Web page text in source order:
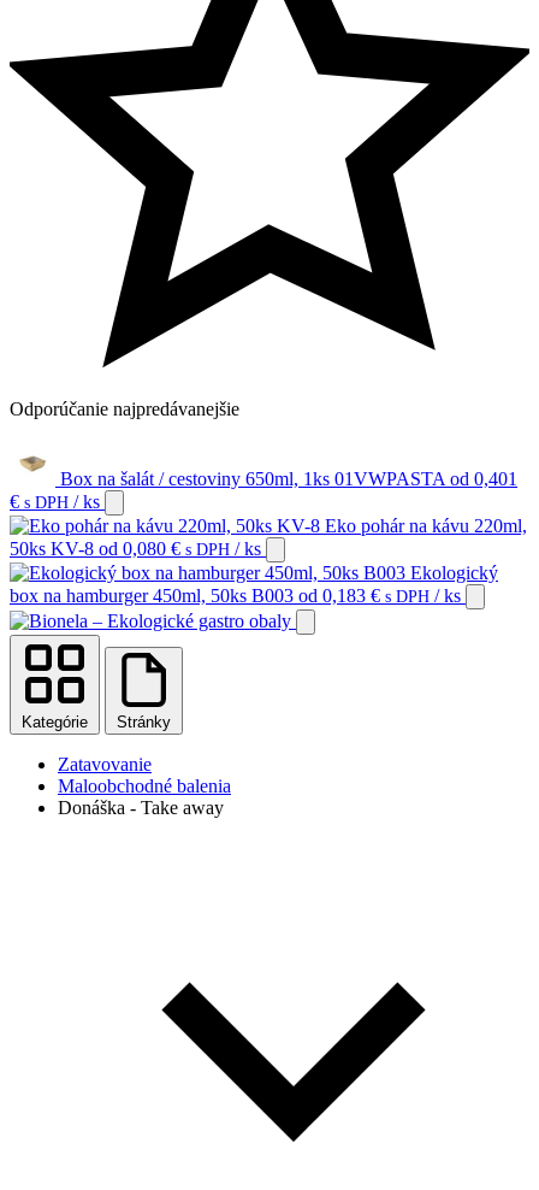
Odporúčanie najpredávanejšie
Box na šalát / cestoviny 650ml, 1ks 01VWPASTA od 0,401
€ s DPH / ks
Eko pohár na kávu 220ml,
50ks KV-8 od 0,080 € s DPH / ks
Ekologický
box na hamburger 450ml, 50ks B003 od 0,183 € s DPH / ks
Kategórie Stránky
Zatavovanie
Maloobchodné balenia
Donáška - Take away